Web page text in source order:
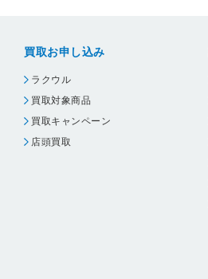
買取お申し込み
ラクウル
買取対象商品
買取キャンペーン
店頭買取